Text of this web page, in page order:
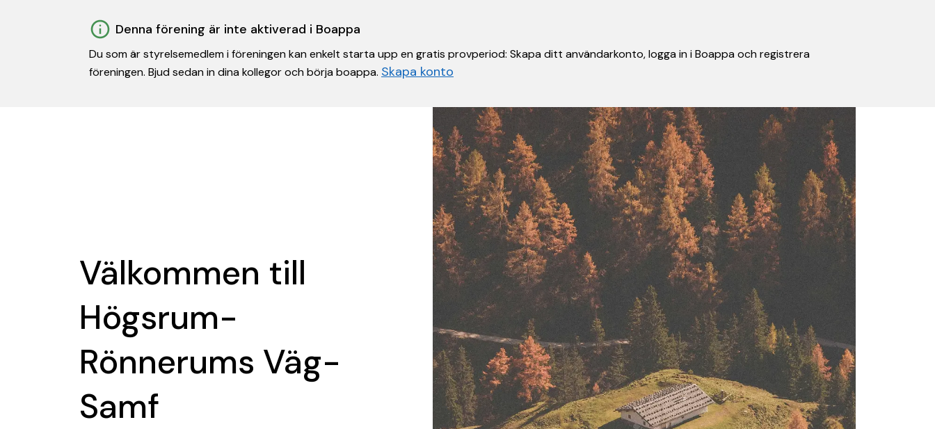
Denna förening är inte aktiverad i Boappa
Du som är styrelsemedlem i föreningen kan enkelt starta upp en gratis provperiod: Skapa ditt användarkonto, logga in i Boappa och registrera
föreningen. Bjud sedan in dina kollegor och börja boappa. Skapa konto
Välkommen till
Högsrum-
Rönnerums Väg-
Samf